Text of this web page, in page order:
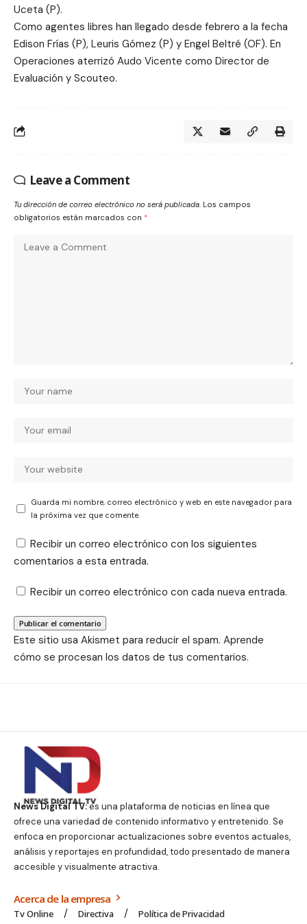
Uceta (P).
Como agentes libres han llegado desde febrero a la fecha
Edison Frías (P), Leuris Gómez (P) y Engel Beltré (OF). En
Operaciones aterrizó Audo Vicente como Director de
Evaluación y Scouteo.
Leave a Comment
Tu dirección de correo electrónico no será publicada. Los campos
obligatorios están marcados con *
Guarda mi nombre, correo electrónico y web en este navegador para
la próxima vez que comente.
Recibir un correo electrónico con los siguientes
comentarios a esta entrada.
Recibir un correo electrónico con cada nueva entrada.
Este sitio usa Akismet para reducir el spam. Aprende
cómo se procesan los datos de tus comentarios.
News Digital TV:es una plataforma de noticias en línea que
ofrece una variedad de contenido informativo y entretenido. Se
enfoca en proporcionar actualizaciones sobre eventos actuales,
análisis y reportajes en profundidad, todo presentado de manera
accesible y visualmente atractiva.
Acerca de la empresa
Tv Online Directiva Política de Privacidad